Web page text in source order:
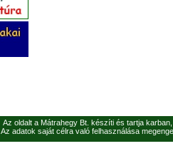
Az oldalt a Mátrahegy Bt. készíti és tartja
Az adatok saját célra való felhasználása